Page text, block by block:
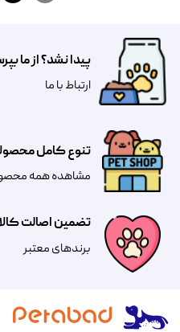
تضمین اصالت کالا
​​برندهای معتبر​​​​​​​
تنوع کامل
مشاهده همه
پیدا نشد؟ از
​​​ارتباط با ما